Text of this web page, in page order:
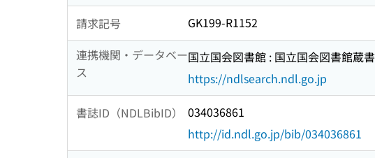
請求記号
GK199-R1152
連携機関・データベー
ス
国立国会図書館 : 国立国会図書館蔵書
https://ndlsearch.ndl.go.jp
書誌ID（NDLBibID）
034036861
http://id.ndl.go.jp/bib/034036861